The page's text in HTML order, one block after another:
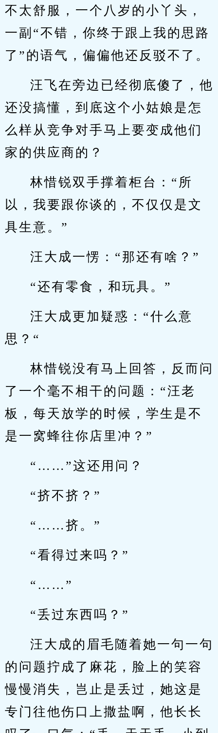
不太舒服，一个八岁的小丫头，
一副“不错，你终于跟上我的思路
了”的语气，偏偏他还反驳不了。
汪飞在旁边已经彻底傻了，他
还没搞懂，到底这个小姑娘是怎
么样从竞争对手马上要变成他们
家的供应商的？
林惜锐双手撑着柜台：“所
以，我要跟你谈的，不仅仅是文
具生意。”
汪大成一愣：“那还有啥？”
“还有零食，和玩具。”
汪大成更加疑惑：“什么意
思？“
林惜锐没有马上回答，反而问
了一个毫不相干的问题：“汪老
板，每天放学的时候，学生是不
是一窝蜂往你店里冲？”
“……”这还用问？
“挤不挤？”
“……挤。”
“看得过来吗？”
“……”
“丢过东西吗？”
汪大成的眉毛随着她一句一句
的问题拧成了麻花，脸上的笑容
慢慢消失，岂止是丢过，她这是
专门往他伤口上撒盐啊，他长长